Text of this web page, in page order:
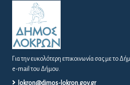
Για την ευκολότερη επικοινωνία σας με το
e-mail του Δήμου.
lokron@dimos-lokron.gov.gr